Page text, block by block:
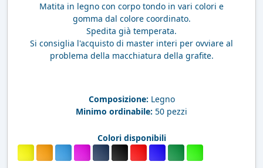
Matita in legno con corpo tondo in vari colori e
gomma dal colore coordinato.
Spedita già temperata.
Si consiglia l'acquisto di master interi per ovviare al
problema della macchiatura della grafite.
Composizione: Legno
Minimo ordinabile: 50 pezzi
Colori disponibili